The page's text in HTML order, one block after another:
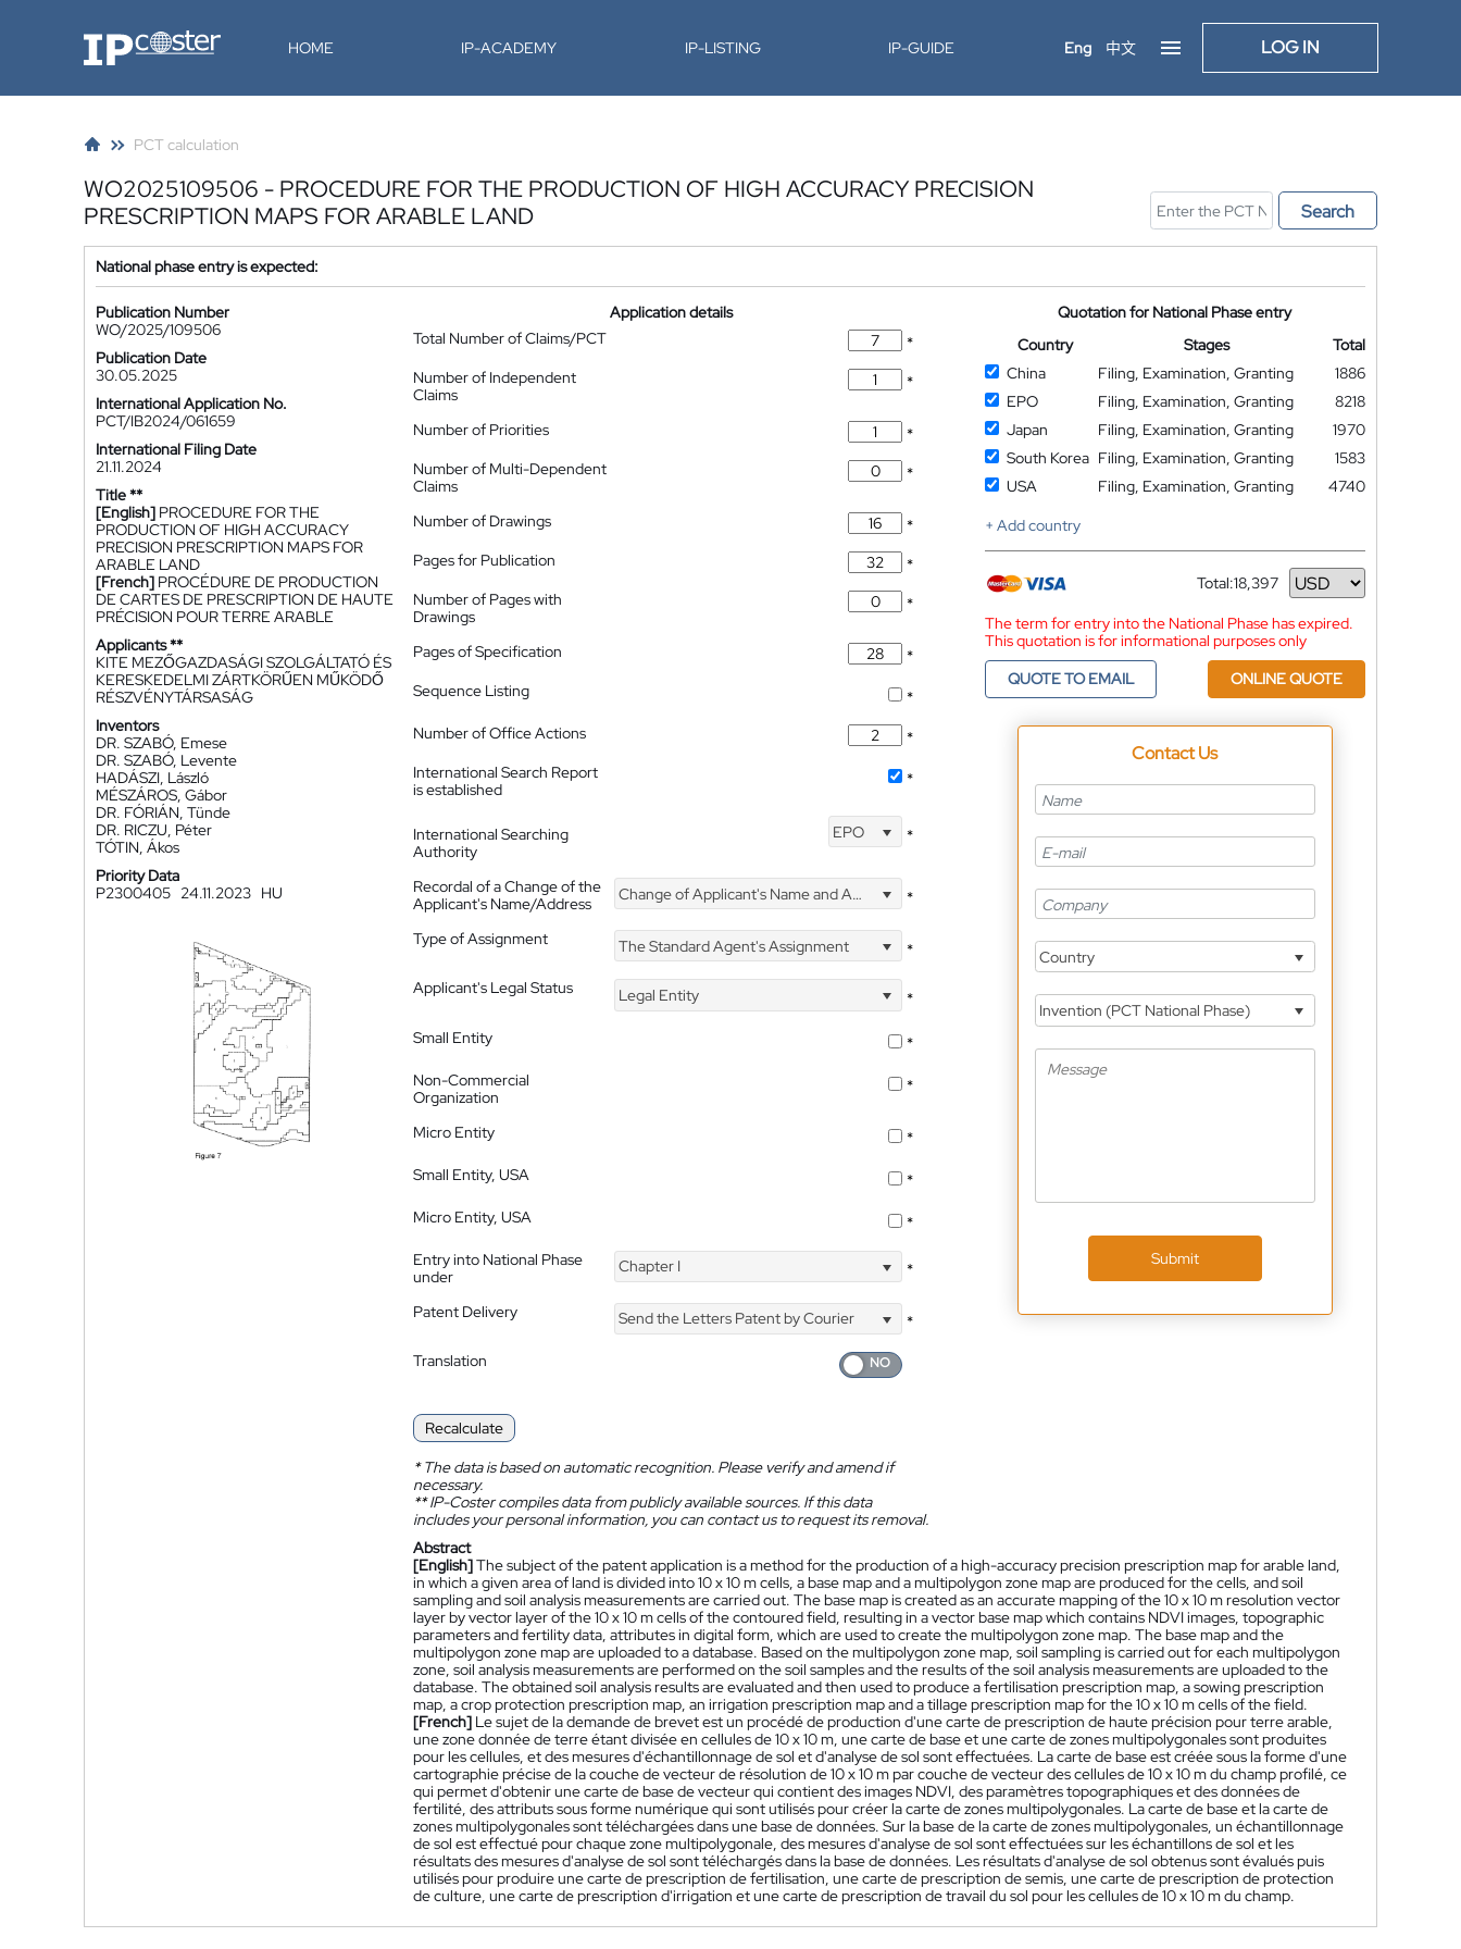
IP-Coster HOME IP-ACADEMY IP-LISTING IP-GUIDE Eng 中文 LOG IN
PCT calculation
WO2025109506 - PROCEDURE FOR THE PRODUCTION OF HIGH ACCURACY PRECISION
PRESCRIPTION MAPS FOR ARABLE LAND
Search
National phase entry is expected:
Publication Number
WO/2025/109506
Publication Date
30.05.2025
International Application No.
PCT/IB2024/061659
International Filing Date
21.11.2024
Title **
[English] PROCEDURE FOR THE
PRODUCTION OF HIGH ACCURACY
PRECISION PRESCRIPTION MAPS FOR
ARABLE LAND
[French] PROCÉDURE DE PRODUCTION
DE CARTES DE PRESCRIPTION DE HAUTE
PRÉCISION POUR TERRE ARABLE
Applicants **
KITE MEZŐGAZDASÁGI SZOLGÁLTATÓ ÉS
KERESKEDELMI ZÁRTKÖRŰEN MŰKÖDŐ
RÉSZVÉNYTÁRSASÁG
Inventors
DR. SZABÓ, Emese
DR. SZABÓ, Levente
HADÁSZI, László
MÉSZÁROS, Gábor
DR. FÓRIÁN, Tünde
DR. RICZU, Péter
TÓTIN, Ákos
Priority Data
P2300405 24.11.2023 HU
Application details
Total Number of Claims/PCT
*
Number of Independent
Claims
*
Number of Priorities
*
Number of Multi-Dependent
Claims
*
Number of Drawings
*
Pages for Publication
*
Number of Pages with
Drawings
*
Pages of Specification
*
Sequence Listing
*
Number of Office Actions
*
International Search Report
is established
*
International Searching
Authority
EPO *
Recordal of a Change of the
Applicant's Name/Address
Change of Applicant's Name and Address *
Type of Assignment The Standard Agent's Assignment
*
Applicant's Legal Status
Legal Entity
*
Small Entity
*
Non-Commercial
Organization
*
Micro Entity
*
Small Entity, USA
*
Micro Entity, USA
*
Entry into National Phase
under
Chapter I *
Patent Delivery Send the Letters Patent by Courier
*
Translation
Recalculate
*The data is based on automatic recognition. Please verify and amend if
necessary.
**IP-Coster compiles data from publicly available sources. If this data
includes your personal information, you can contact us to request its removal.
Quotation for National Phase entry
Country
Stages
Total
China
Filing, Examination, Granting
1886
EPO
Filing, Examination, Granting
8218
Japan
Filing, Examination, Granting
1970
South Korea Filing, Examination, Granting
1583
USA
Filing, Examination, Granting
4740
+ Add country
Total:18,397
Currency
The term for entry into the National Phase has expired.
This quotation is for informational purposes only
QUOTE TO EMAIL
ONLINE QUOTE
Contact Us
Country
Invention (PCT National Phase)
Submit
Abstract
[English]The subject of the patent application is a method for the production of a high-accuracy precision prescription map for arable land,
in which a given area of land is divided into 10 x 10 m cells, a base map and a multipolygon zone map are produced for the cells, and soil
sampling and soil analysis measurements are carried out. The base map is created as an accurate mapping of the 10 x 10 m resolution vector
layer by vector layer of the 10 x 10 m cells of the contoured field, resulting in a vector base map which contains NDVI images, topographic
parameters and fertility data, attributes in digital form, which are used to create the multipolygon zone map. The base map and the
multipolygon zone map are uploaded to a database. Based on the multipolygon zone map, soil sampling is carried out for each multipolygon
zone, soil analysis measurements are performed on the soil samples and the results of the soil analysis measurements are uploaded to the
database. The obtained soil analysis results are evaluated and then used to produce a fertilisation prescription map, a sowing prescription
map, a crop protection prescription map, an irrigation prescription map and a tillage prescription map for the 10 x 10 m cells of the field.
[French] Le sujet de la demande de brevet est un procédé de production d'une carte de prescription de haute précision pour terre arable,
une zone donnée de terre étant divisée en cellules de 10 x 10 m, une carte de base et une carte de zones multipolygonales sont produites
pour les cellules, et des mesures d'échantillonnage de sol et d'analyse de sol sont effectuées. La carte de base est créée sous la forme d'une
cartographie précise de la couche de vecteur de résolution de 10 x 10 m par couche de vecteur des cellules de 10 x 10 m du champ profilé, ce
qui permet d'obtenir une carte de base de vecteur qui contient des images NDVI, des paramètres topographiques et des données de
fertilité, des attributs sous forme numérique qui sont utilisés pour créer la carte de zones multipolygonales. La carte de base et la carte de
zones multipolygonales sont téléchargées dans une base de données. Sur la base de la carte de zones multipolygonales, un échantillonnage
de sol est effectué pour chaque zone multipolygonale, des mesures d'analyse de sol sont effectuées sur les échantillons de sol et les
résultats des mesures d'analyse de sol sont téléchargés dans la base de données. Les résultats d'analyse de sol obtenus sont évalués puis
utilisés pour produire une carte de prescription de fertilisation, une carte de prescription de semis, une carte de prescription de protection
de culture, une carte de prescription d'irrigation et une carte de prescription de travail du sol pour les cellules de 10 x 10 m du champ.